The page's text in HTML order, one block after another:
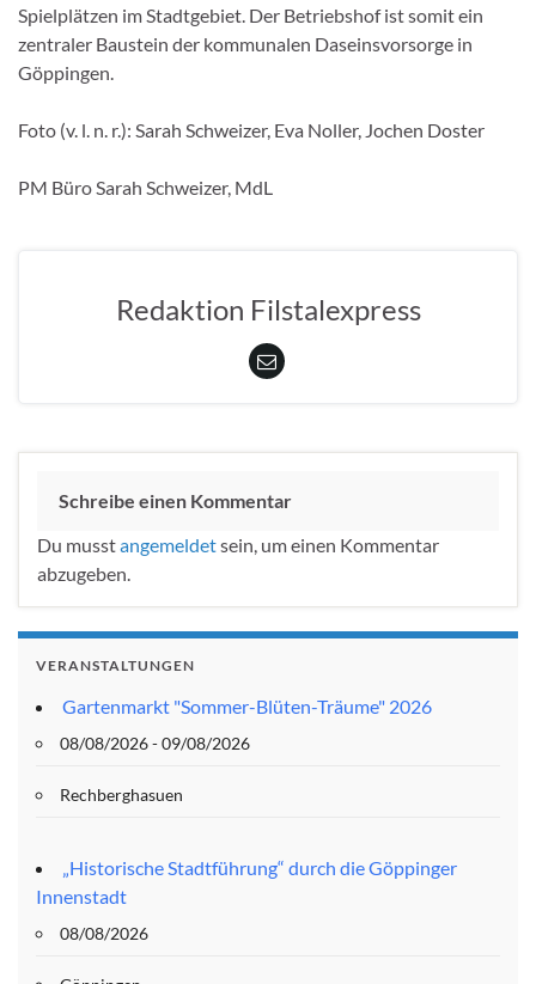
Spielplätzen im Stadtgebiet. Der Betriebshof ist somit ein
zentraler Baustein der kommunalen Daseinsvorsorge in
Göppingen.
Foto (v. l. n. r.): Sarah Schweizer, Eva Noller, Jochen Doster
PM Büro Sarah Schweizer, MdL
Redaktion Filstalexpress
Schreibe einen Kommentar
Du musstangemeldetsein, um einen Kommentar
abzugeben.
VERANSTALTUNGEN
Gartenmarkt "Sommer-Blüten-Träume" 2026
08/08/2026 - 09/08/2026
Rechberghasuen
„Historische Stadtführung“ durch die Göppinger
Innenstadt
08/08/2026